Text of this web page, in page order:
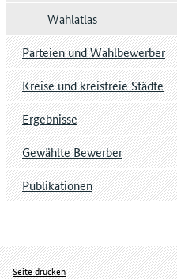
Wahlatlas
Parteien und Wahlbewerber
Kreise und kreisfreie Städte
Ergebnisse
Gewählte Bewerber
Publikationen
Seite drucken